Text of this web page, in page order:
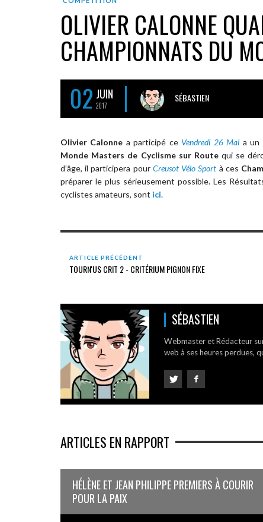
OLIVIER CALONNE
CHAMPIONNATS DU
02 JUIN
2017
SÉBASTIEN
Olivier Calonne a participé ce Vendredi 26 Mai a un
Monde Masters de Cyclisme sur Routequi se
d’âge, il participera pour Creusot Vélo Sport à ces
préparer le plus sérieusement possible. Les
cyclistes amateurs, sont ici.
ARTICLE PRÉCÉDENT
TOURN'US CRIT 2 - CRITÉRIUM PIGNON FIXE
SÉBASTIEN
Webmaster et Rédacteur
web à ses heures perdues,
ARTICLES EN RAPPORT
HÉLÈNE ET JEAN PHILIPPE PREMIERS À COURIR
POUR LA PAIX